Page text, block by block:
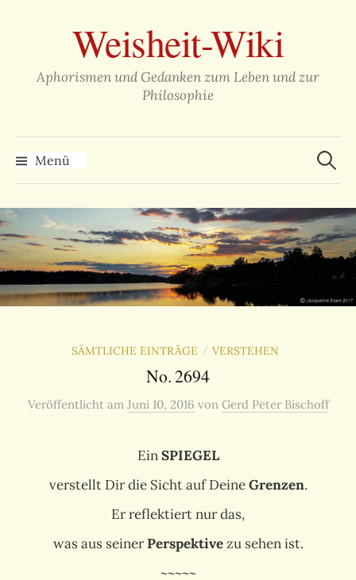
überspringenWeisheit-Wiki
Aphorismen und Gedanken zum Leben und zur
Philosophie
Menü
Suchen
nach:
SÄMTLICHE EINTRÄGE / VERSTEHEN
No. 2694
Veröffentlicht am Juni 10, 2016 von Gerd Peter Bischoff
EinSPIEGEL
verstellt Dir die Sicht auf DeineGrenzen.
Er reflektiert nur das,
was aus seinerPerspektivezu sehen ist.
~~~~~